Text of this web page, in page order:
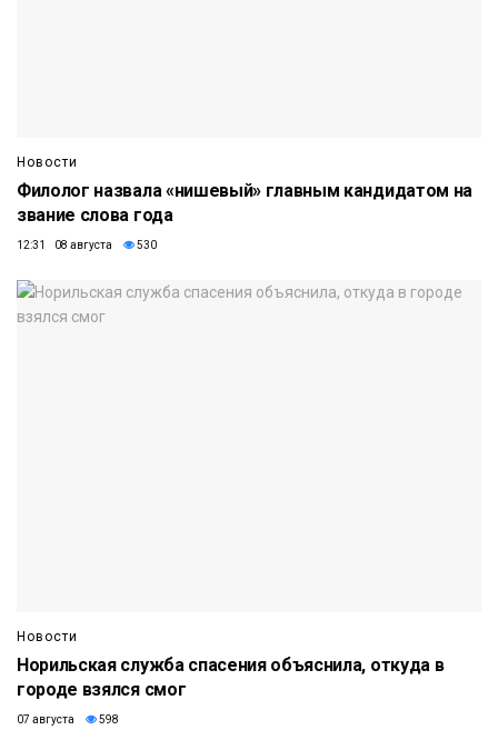
Новости
Филолог назвала «нишевый» главным кандидатом на
звание слова года
12:31 08 августа 530
Новости
Норильская служба спасения объяснила, откуда в
городе взялся смог
07 августа 598